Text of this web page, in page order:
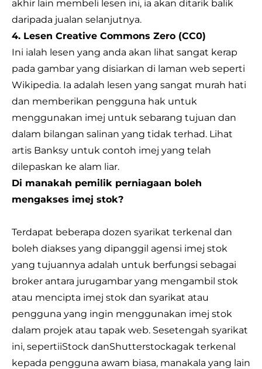
akhir lain membeli lesen ini, ia akan ditarik balik
daripada jualan selanjutnya.
4. Lesen Creative Commons Zero (CC0)
Ini ialah lesen yang anda akan lihat sangat kerap
pada gambar yang disiarkan di laman web seperti
Wikipedia. Ia adalah lesen yang sangat murah hati
dan memberikan pengguna hak untuk
menggunakan imej untuk sebarang tujuan dan
dalam bilangan salinan yang tidak terhad. Lihat
artis Banksy untuk contoh imej yang telah
dilepaskan ke alam liar.
Di manakah pemilik perniagaan boleh
mengakses imej stok?
Terdapat beberapa dozen syarikat terkenal dan
boleh diakses yang dipanggil agensi imej stok
yang tujuannya adalah untuk berfungsi sebagai
broker antara jurugambar yang mengambil stok
atau mencipta imej stok dan syarikat atau
pengguna yang ingin menggunakan imej stok
dalam projek atau tapak web. Sesetengah syarikat
ini, sepertiiStock danShutterstockagak terkenal
kepada pengguna awam biasa, manakala yang lain